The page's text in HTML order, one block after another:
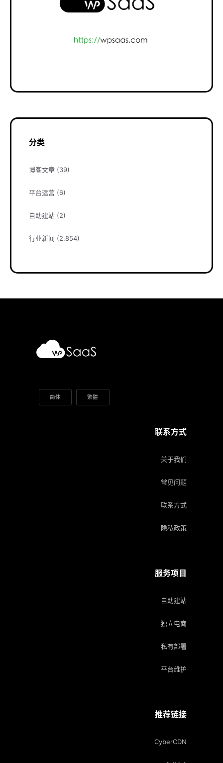
分类
博客文章 (39)
平台运营 (6)
自助建站 (2)
行业新闻 (2,854)
简体 繁體
联系方式
关于我们
常见问题
联系方式
隐私政策
服务项目
自助建站
独立电商
私有部署
平台维护
推荐链接
CyberCDN